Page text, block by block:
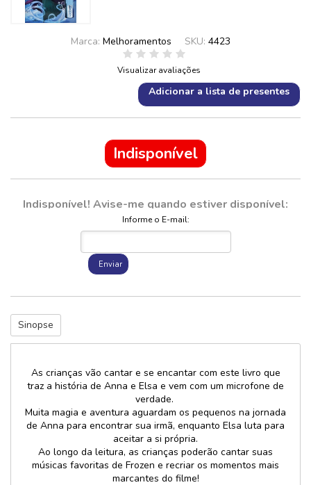
Marca: Melhoramentos SKU: 4423
Visualizar avaliações
Adicionar a lista de presentes
Indisponível
Indisponível! Avise-me quando estiver disponível:
Informe o E-mail:
Enviar
Sinopse
As crianças vão cantar e se encantar com este livro que
traz a história de Anna e Elsa e vem com um microfone de
verdade.
Muita magia e aventura aguardam os pequenos na jornada
de Anna para encontrar sua irmã, enquanto Elsa luta para
aceitar a si própria.
Ao longo da leitura, as crianças poderão cantar suas
músicas favoritas de Frozen e recriar os momentos mais
marcantes do filme!